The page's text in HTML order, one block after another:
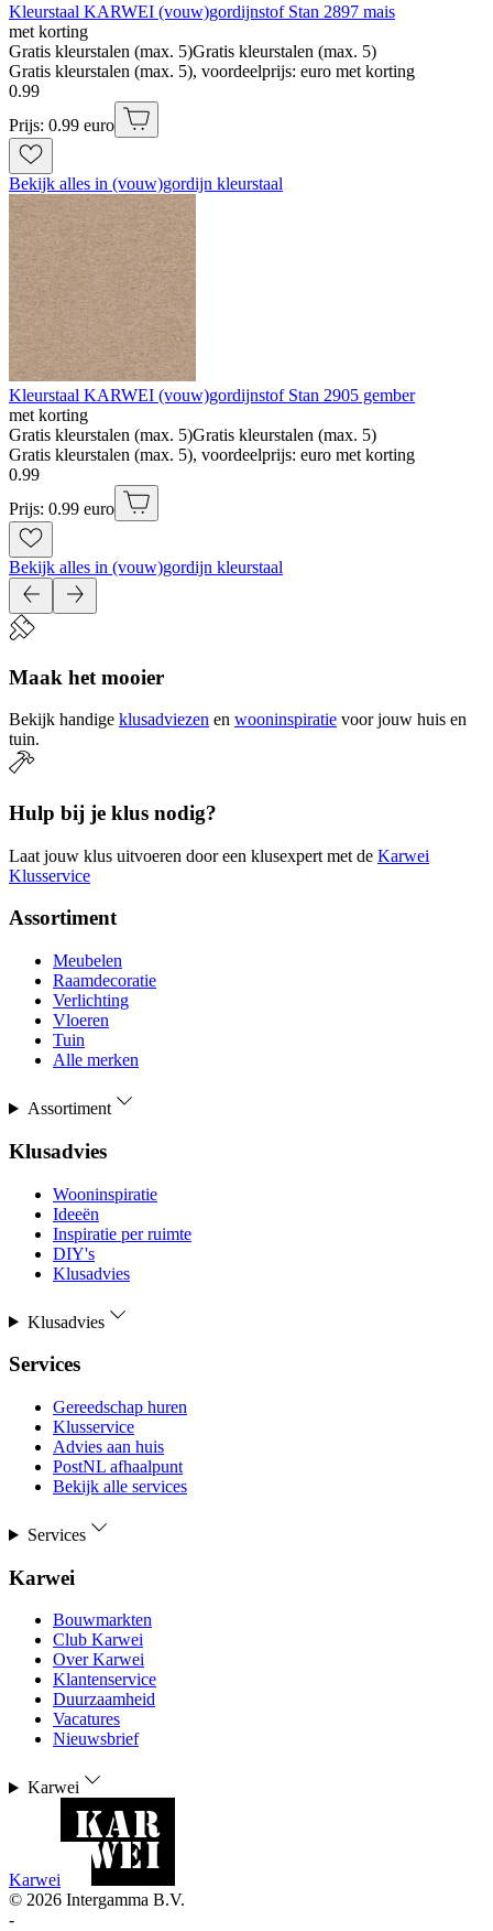
Kleurstaal KARWEI (vouw)gordijnstof Stan 2897 mais
met korting
Gratis kleurstalen (max. 5)Gratis kleurstalen (max. 5)
Gratis kleurstalen (max. 5), voordeelprijs: euro met korting
0.99
Prijs: 0.99 euro
Bekijk alles in (vouw)gordijn kleurstaal
Kleurstaal KARWEI (vouw)gordijnstof Stan 2905 gember
met korting
Gratis kleurstalen (max. 5)Gratis kleurstalen (max. 5)
Gratis kleurstalen (max. 5), voordeelprijs: euro met korting
0.99
Prijs: 0.99 euro
Bekijk alles in (vouw)gordijn kleurstaal
Maak het mooier
Bekijk handige klusadviezen en wooninspiratie voor jouw huis en
tuin.
Hulp bij je klus nodig?
Laat jouw klus uitvoeren door een klusexpert met de Karwei
Klusservice
Assortiment
Meubelen
Raamdecoratie
Verlichting
Vloeren
Tuin
Alle merken
Assortiment
Klusadvies
Wooninspiratie
Ideeën
Inspiratie per ruimte
DIY's
Klusadvies
Klusadvies
Services
Gereedschap huren
Klusservice
Advies aan huis
PostNL afhaalpunt
Bekijk alle services
Services
Karwei
Bouwmarkten
Club Karwei
Over Karwei
Klantenservice
Duurzaamheid
Vacatures
Nieuwsbrief
Karwei
Karwei
© 2026 Intergamma B.V.
-